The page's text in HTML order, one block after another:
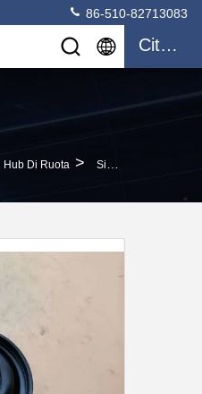
86-510-82713083
Citazione
Hub Di Ruota > Silent 11927-AL500 Pulley Idler Per Nissan Infiniti